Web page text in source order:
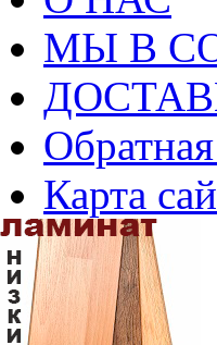
МЫ В
Обратная
Карта